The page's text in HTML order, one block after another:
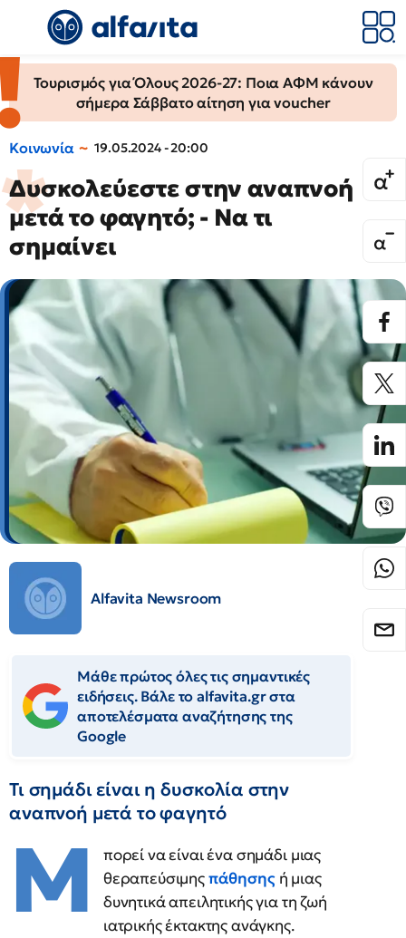
Τουρισμός για Όλους 2026-27: Ποια ΑΦΜ κάνουν
σήμερα Σάββατο αίτηση για voucher
Κοινωνία 19.05.2024 - 20:00
Δυσκολεύεστε στην αναπνοή
μετά το φαγητό; - Να τι
σημαίνει
Alfavita Newsroom
Μάθε πρώτος όλες τις σημαντικές
ειδήσεις. Βάλε το alfavita.gr στα
αποτελέσματα αναζήτησης της
Google
Τι σημάδι είναι η δυσκολία στην
αναπνοή μετά το φαγητό
Μ
πορεί να είναι ένα σημάδι μιας
θεραπεύσιμηςπάθησης ή μιας
δυνητικά απειλητικής για τη ζωή
ιατρικής έκτακτης ανάγκης.